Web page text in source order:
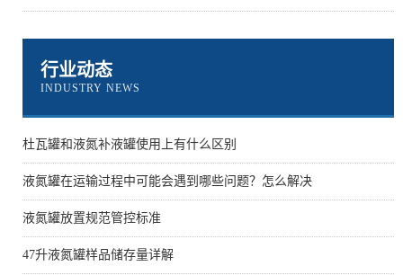
行业动态
INDUSTRY NEWS
杜瓦罐和液氮补液罐使用上有什么区别
液氮罐在运输过程中可能会遇到哪些问题？怎么解决
液氮罐放置规范管控标准
47升液氮罐样品储存量详解